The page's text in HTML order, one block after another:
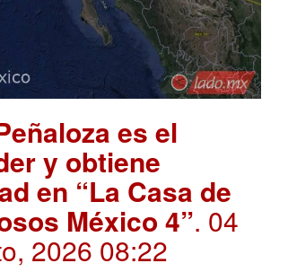
es el
y obtiene
en “La Casa de
México 4”. 04
2026 08:22